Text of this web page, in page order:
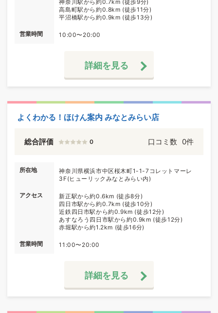
神奈川駅から約0.7km (徒歩9分)
高島町駅から約0.8km (徒歩11分)
平沼橋駅から約0.9km (徒歩13分)
営業時間 10:00〜20:00
詳細を見る
よくわかる！ほけん案内 みなとみらい店
総合評価 0 口コミ数 0件
所在地
神奈川県横浜市中区桜木町1-1-7コレットマーレ
3F(ヒューリックみなとみらい内)
アクセス
新正駅から約0.6km (徒歩8分)
四日市駅から約0.7km (徒歩10分)
近鉄四日市駅から約0.9km (徒歩12分)
あすなろう四日市駅から約0.9km (徒歩12分)
赤堀駅から約1.2km (徒歩16分)
営業時間 11:00〜20:00
詳細を見る